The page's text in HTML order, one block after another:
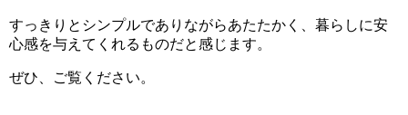
すっきりとシンプルでありながらあたたかく、暮らしに安
心感を与えてくれるものだと感じます。
ぜひ、ご覧ください。